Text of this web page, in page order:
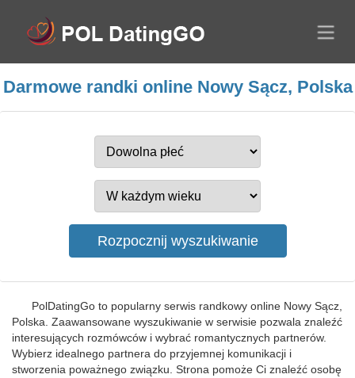
Darmowe randki online Nowy Sącz, Polska
PolDatingGo to popularny serwis randkowy online Nowy Sącz,
Polska. Zaawansowane wyszukiwanie w serwisie pozwala znaleźć
interesujących rozmówców i wybrać romantycznych partnerów.
Wybierz idealnego partnera do przyjemnej komunikacji i
stworzenia poważnego związku. Strona pomoże Ci znaleźć osobę